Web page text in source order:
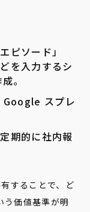
ピソード」
を入力するシ
。
Google スプレ
期的に社内報
することで、ど
う価値基準が明